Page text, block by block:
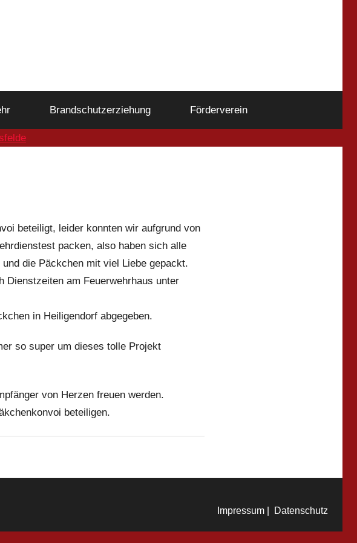
Brandschutzerziehung Förderverein
beteiligt, leider konnten wir aufgrund von
packen, also haben sich alle
die Päckchen mit viel Liebe gepackt.
Dienstzeiten am Feuerwehrhaus unter
in Heiligendorf abgegeben.
so super um dieses tolle Projekt
von Herzen freuen werden.
beteiligen.
Datenschutz
Impressum |